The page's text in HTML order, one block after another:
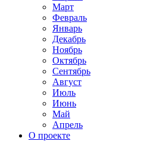
Март
Февраль
Январь
Декабрь
Ноябрь
Октябрь
Сентябрь
Август
Июль
Июнь
Май
Апрель
О проекте